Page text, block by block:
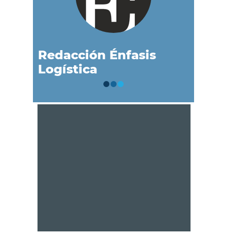
Redacción Énfasis
Logística